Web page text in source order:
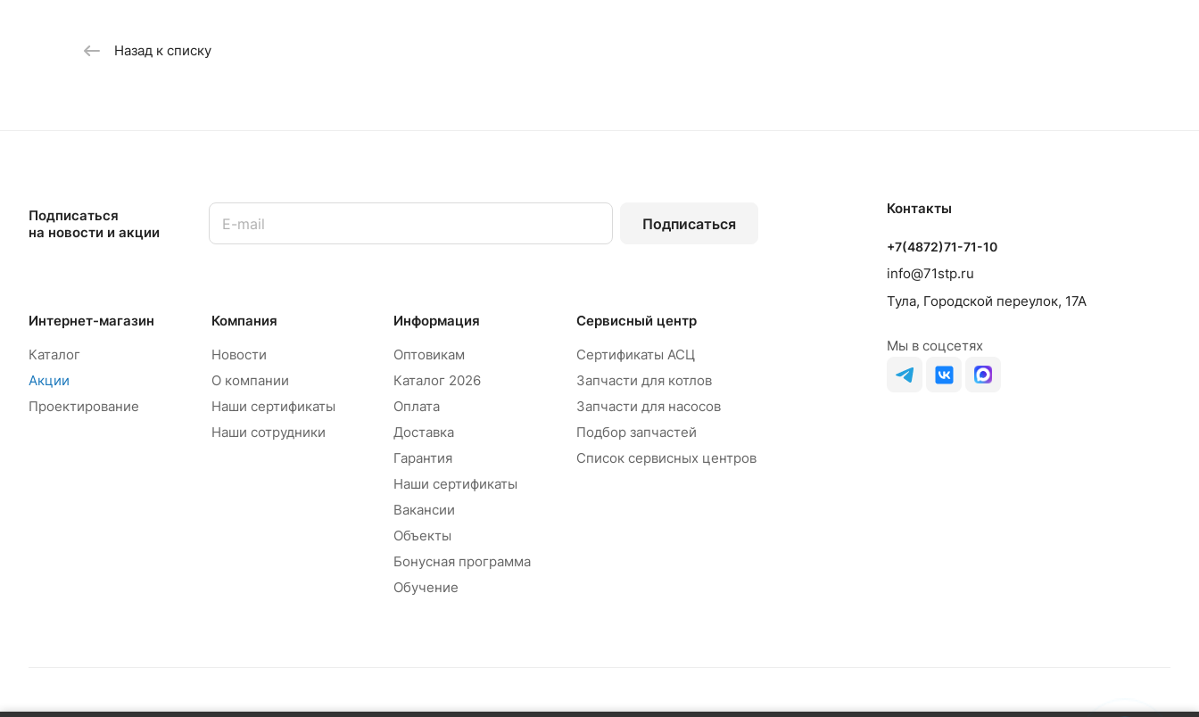
Назад к списку
Подписаться
на новости и акции
Подписаться
Интернет-магазин
Каталог
Акции
Проектирование
Компания
Новости
О компании
Наши сертификаты
Наши сотрудники
Информация
Оптовикам
Каталог 2026
Оплата
Доставка
Гарантия
Наши сертификаты
Вакансии
Объекты
Бонусная программа
Обучение
Сервисный центр
Сертификаты АСЦ
Запчасти для котлов
Запчасти для насосов
Подбор запчастей
Список сервисных центров
Контакты
+7(4872)71-71-10
info@71stp.ru
Тула, Городской переулок, 17А
Мы в соцсетях